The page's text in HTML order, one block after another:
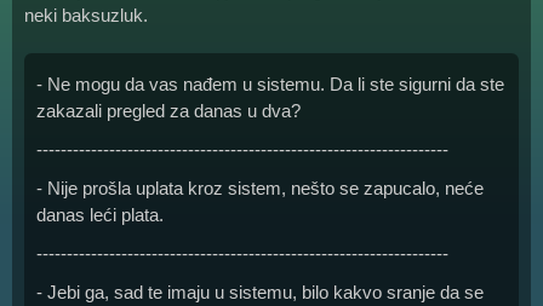
neki baksuzluk.
- Ne mogu da vas nađem u sistemu. Da li ste sigurni da ste
zakazali pregled za danas u dva?
--------------------------------------------------------------------
- Nije prošla uplata kroz sistem, nešto se zapucalo, neće
danas leći plata.
--------------------------------------------------------------------
- Jebi ga, sad te imaju u sistemu, bilo kakvo sranje da se